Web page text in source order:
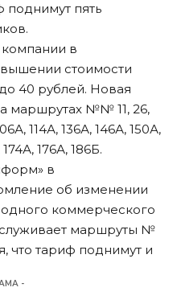
поднимут пять
в
стоимости
40 рублей. Новая
маршрутах №№ 11, 26,
114А, 136А, 146А, 150А,
176А, 186Б.
в
об изменении
коммерческого
маршруты №
что тариф поднимут и
-